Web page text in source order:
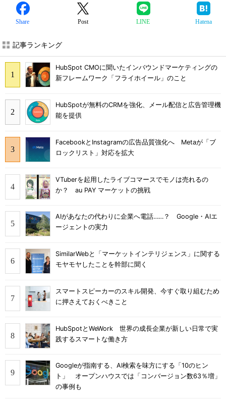
Share Post LINE Hatena
記事ランキング
HubSpot CMOに聞いたインバウンドマーケティングの
新フレームワーク「フライホイール」のこと
HubSpotが無料のCRMを強化、メール配信と広告管理機
能を提供
FacebookとInstagramの広告品質強化へ Metaが「ブ
ロックリスト」対応を拡大
VTuberを起用したライブコマースでモノは売れるの
か？ au PAY マーケットの挑戦
AIがあなたの代わりに企業へ電話……？ Google・AIエ
ージェントの実力
SimilarWebと「マーケットインテリジェンス」に関する
モヤモヤしたことを幹部に聞く
スマートスピーカーのスキル開発、今すぐ取り組むため
に押さえておくべきこと
HubSpotとWeWork 世界の成長企業が新しい日常で実
践するスマートな働き方
Googleが指南する、AI検索を味方にする「10のヒン
ト」 オープンハウスでは「コンバージョン数63％増」
の事例も